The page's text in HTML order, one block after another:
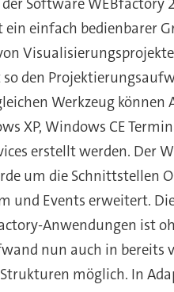
einfach bedienbarer
den
Werkzeug können
XP, Windows CE
erstellt werden. Der
um die Schnittstellen
und Events erweitert.
Anwendungen ist
nun auch in bereits
möglich. In